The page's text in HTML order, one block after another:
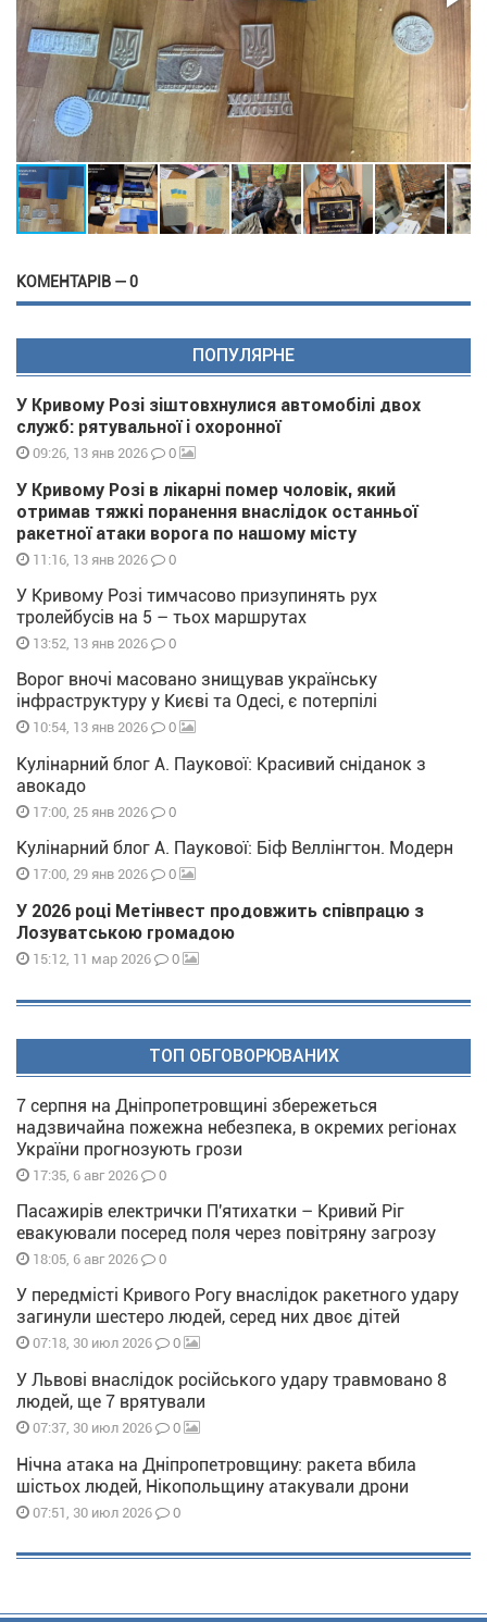
КОМЕНТАРІВ — 0
ПОПУЛЯРНЕ
У Кривому Розі зіштовхнулися автомобілі двох
служб: рятувальної і охоронної
09:26, 13 янв 2026 0
У Кривому Розі в лікарні помер чоловік, який
отримав тяжкі поранення внаслідок останньої
ракетної атаки ворога по нашому місту
11:16, 13 янв 2026 0
У Кривому Розі тимчасово призупинять рух
тролейбусів на 5 – тьох маршрутах
13:52, 13 янв 2026 0
Ворог вночі масовано знищував українську
інфраструктуру у Києві та Одесі, є потерпілі
10:54, 13 янв 2026 0
Кулінарний блог А. Паукової: Красивий сніданок з
авокадо
17:00, 25 янв 2026 0
Кулінарний блог А. Паукової: Біф Веллінгтон. Модерн
17:00, 29 янв 2026 0
У 2026 році Метінвест продовжить співпрацю з
Лозуватською громадою
15:12, 11 мар 2026 0
ТОП ОБГОВОРЮВАНИХ
7 серпня на Дніпропетровщині збережеться
надзвичайна пожежна небезпека, в окремих регіонах
України прогнозують грози
17:35, 6 авг 2026 0
Пасажирів електрички П'ятихатки – Кривий Ріг
евакуювали посеред поля через повітряну загрозу
18:05, 6 авг 2026 0
У передмісті Кривого Рогу внаслідок ракетного удару
загинули шестеро людей, серед них двоє дітей
07:18, 30 июл 2026 0
У Львові внаслідок російського удару травмовано 8
людей, ще 7 врятували
07:37, 30 июл 2026 0
Нічна атака на Дніпропетровщину: ракета вбила
шістьох людей, Нікопольщину атакували дрони
07:51, 30 июл 2026 0